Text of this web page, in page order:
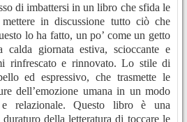
di imbattersi in un libro che sfida le
in discussione tutto ciò che
lo ha fatto, un po’ come un getto
giornata estiva, scioccante e
rinfrescato e rinnovato. Lo stile di
ed espressivo, che trasmette le
dell’emozione umana in un modo
e relazionale. Questo libro è una
della letteratura di toccare le